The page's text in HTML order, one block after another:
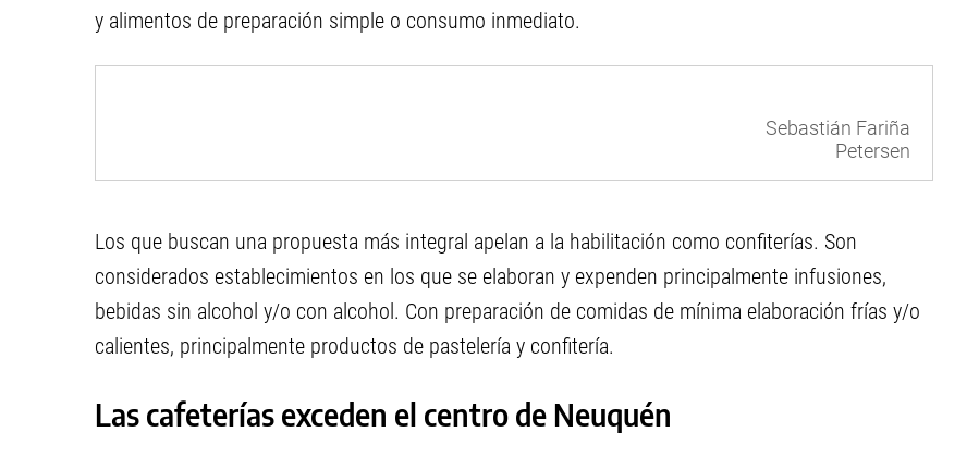
y alimentos de preparación simple o consumo inmediato.
Sebastián Fariña
Petersen
Los que buscan una propuesta más integral apelan a la habilitación como confiterías. Son
considerados establecimientos en los que se elaboran y expenden principalmente infusiones,
bebidas sin alcohol y/o con alcohol. Con preparación de comidas de mínima elaboración frías y/o
calientes, principalmente productos de pastelería y confitería.
Las cafeterías exceden el centro de Neuquén